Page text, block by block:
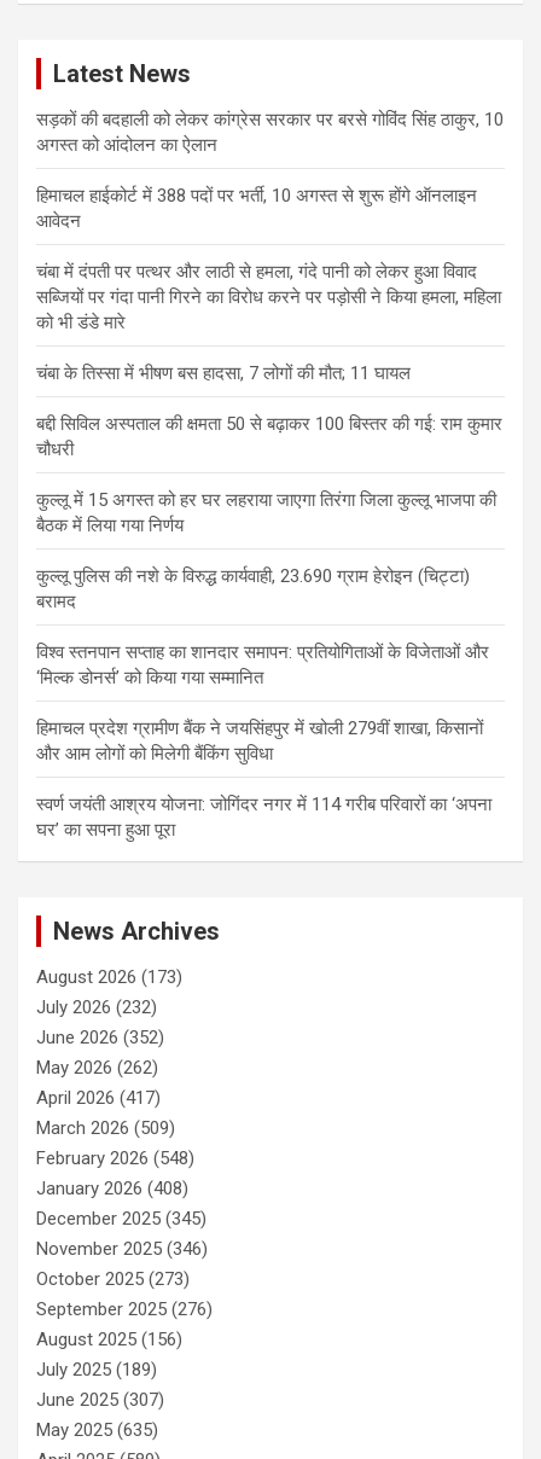
Latest News
सड़कों की बदहाली को लेकर कांग्रेस सरकार पर बरसे गोविंद सिंह ठाकुर, 10
अगस्त को आंदोलन का ऐलान
हिमाचल हाईकोर्ट में 388 पदों पर भर्ती, 10 अगस्त से शुरू होंगे ऑनलाइन
आवेदन
चंबा में दंपती पर पत्थर और लाठी से हमला, गंदे पानी को लेकर हुआ विवाद
सब्जियों पर गंदा पानी गिरने का विरोध करने पर पड़ोसी ने किया हमला, महिला
को भी डंडे मारे
चंबा के तिस्सा में भीषण बस हादसा, 7 लोगों की मौत; 11 घायल
बद्दी सिविल अस्पताल की क्षमता 50 से बढ़ाकर 100 बिस्तर की गई: राम कुमार
चौधरी
कुल्लू में 15 अगस्त को हर घर लहराया जाएगा तिरंगा जिला कुल्लू भाजपा की
बैठक में लिया गया निर्णय
कुल्लू पुलिस की नशे के विरुद्ध कार्यवाही, 23.690 ग्राम हेरोइन (चिट्टा)
बरामद
विश्व स्तनपान सप्ताह का शानदार समापन: प्रतियोगिताओं के विजेताओं और
‘मिल्क डोनर्स’ को किया गया सम्मानित
हिमाचल प्रदेश ग्रामीण बैंक ने जयसिंहपुर में खोली 279वीं शाखा, किसानों
और आम लोगों को मिलेगी बैंकिंग सुविधा
स्वर्ण जयंती आश्रय योजना: जोगिंदर नगर में 114 गरीब परिवारों का ‘अपना
घर’ का सपना हुआ पूरा
News Archives
August 2026 (173)
July 2026 (232)
June 2026 (352)
May 2026 (262)
April 2026 (417)
March 2026 (509)
February 2026 (548)
January 2026 (408)
December 2025 (345)
November 2025 (346)
October 2025 (273)
September 2025 (276)
August 2025 (156)
July 2025 (189)
June 2025 (307)
May 2025 (635)